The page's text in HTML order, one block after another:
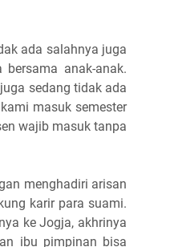
ada salahnya juga
anak-anak.
sedang tidak ada
masuk semester
wajib masuk tanpa
menghadiri arisan
karir para suami.
ke Jogja, akhrinya
ibu pimpinan bisa